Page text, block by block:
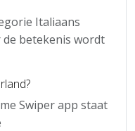
Italiaans
betekenis wordt
Swiper app staat